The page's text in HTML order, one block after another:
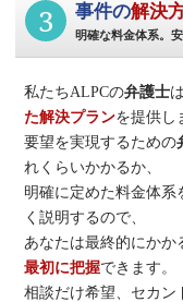
3 事件の解決
明確な料金体系。
私たちALPCの弁護士
た解決プランを提供し
要望を実現するための
れくらいかかるか、
明確に定めた料金体系
く説明するので、
あなたは最終的にかか
最初に把握できます。
相談だけ希望、セカン